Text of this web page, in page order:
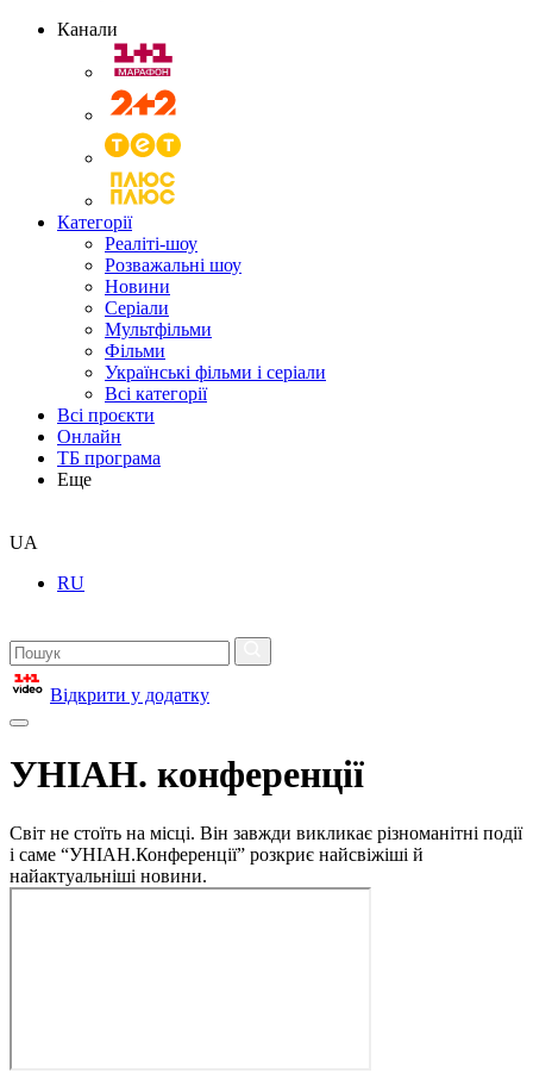
Канали
Категорії
Реаліті-шоу
Розважальні шоу
Новини
Серіали
Мультфільми
Фільми
Українські фільми і серіали
Всі категорії
Всі проєкти
Онлайн
ТБ програма
Еще
UA
RU
Відкрити у додатку
УНІАН. конференції
Світ не стоїть на місці. Він завжди викликає різноманітні події
і саме “УНІАН.Конференції” розкриє найсвіжіші й
найактуальніші новини.